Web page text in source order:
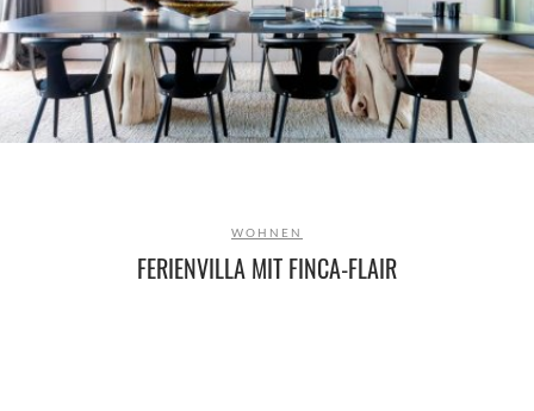
WOHNEN
FERIENVILLA MIT FINCA-FLAIR